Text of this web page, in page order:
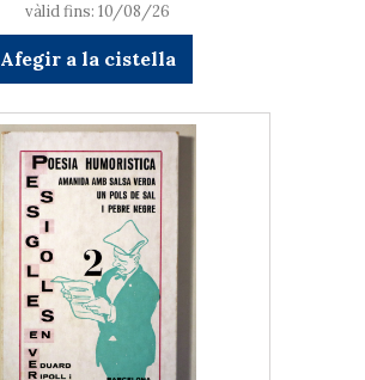
vàlid fins: 10/08/26
Afegir a la cistella